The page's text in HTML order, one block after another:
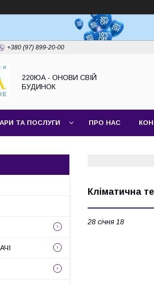
+380 (97) 899-20-00
220ЮА - ОНОВИ СВІЙ
БУДИНОК
ТА ПОСЛУГИ ПРО НАС
Кліматична
28 січня 18